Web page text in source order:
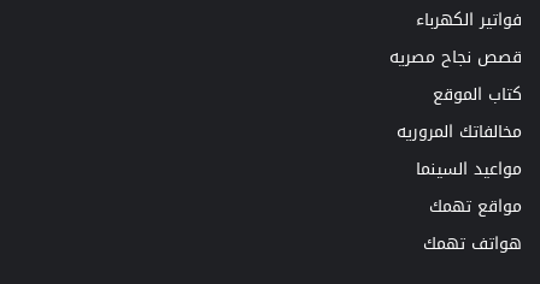
فواتير الكهرباء
قصص نجاح مصريه
كتاب الموقع
مخالفاتك المروريه
مواعيد السينما
مواقع تهمك
هواتف تهمك